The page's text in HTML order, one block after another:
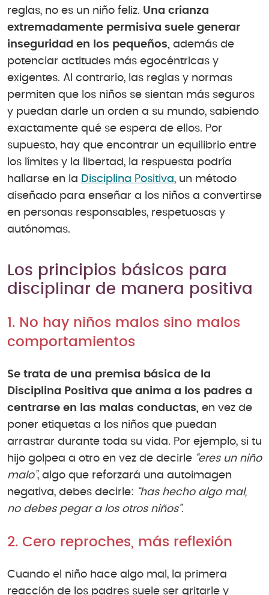
reglas, no es un niño feliz. Una crianza
extremadamente permisiva suele generar
inseguridad en los pequeños, además de
potenciar actitudes más egocéntricas y
exigentes. Al contrario, las reglas y normas
permiten que los niños se sientan más seguros
y puedan darle un orden a su mundo, sabiendo
exactamente qué se espera de ellos. Por
supuesto, hay que encontrar un equilibrio entre
los límites y la libertad, la respuesta podría
hallarse en la Disciplina Positiva, un método
diseñado para enseñar a los niños a convertirse
en personas responsables, respetuosas y
autónomas.
Los principios básicos para
disciplinar de manera positiva
1. No hay niños malos sino malos
comportamientos
Se trata de una premisa básica de la
Disciplina Positiva que anima a los padres a
centrarse en las malas conductas, en vez de
poner etiquetas a los niños que puedan
arrastrar durante toda su vida. Por ejemplo, si tu
hijo golpea a otro en vez de decirle “eres un niño
malo”, algo que reforzará una autoimagen
negativa, debes decirle: “has hecho algo mal,
no debes pegar a los otros niños”.
2. Cero reproches, más reflexión
Cuando el niño hace algo mal, la primera
reacción de los padres suele ser gritarle y